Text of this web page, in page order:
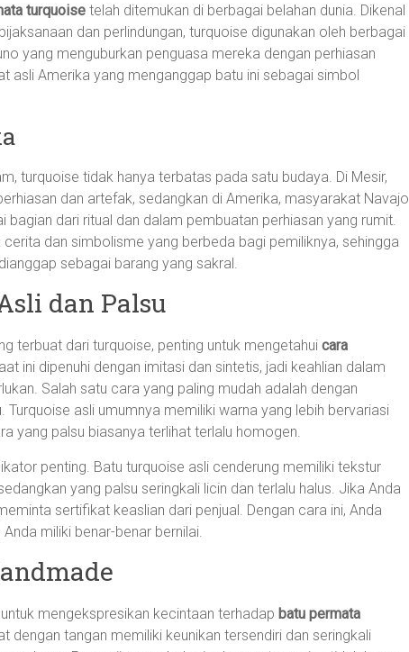
turquoise telah ditemukan di berbagai belahan dunia. Dikenal
dan perlindungan, turquoise digunakan oleh berbagai
yang menguburkan penguasa mereka dengan perhiasan
asli Amerika yang menganggap batu ini sebagai simbol
turquoise tidak hanya terbatas pada satu budaya. Di Mesir,
dan artefak, sedangkan di Amerika, masyarakat Navajo
bagian dari ritual dan dalam pembuatan perhiasan yang rumit.
dan simbolisme yang berbeda bagi pemiliknya, sehingga
sebagai barang yang sakral.
dan Palsu
terbuat dari turquoise, penting untuk mengetahui cara
ini dipenuhi dengan imitasi dan sintetis, jadi keahlian dalam
Salah satu cara yang paling mudah adalah dengan
asli umumnya memiliki warna yang lebih bervariasi
yang palsu biasanya terlihat terlalu homogen.
penting. Batu turquoise asli cenderung memiliki tekstur
yang palsu seringkali licin dan terlalu halus. Jika Anda
sertifikat keaslian dari penjual. Dengan cara ini, Anda
miliki benar-benar bernilai.
mengekspresikan kecintaan terhadap batu permata
dengan tangan memiliki keunikan tersendiri dan seringkali